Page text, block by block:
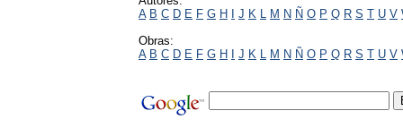
A B C D E F G H I J K L M N Ñ O P Q R S T U V
Obras:
A B C D E F G H I J K L M N Ñ O P Q R S T U V